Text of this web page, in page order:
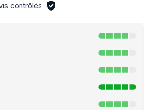
contrôlés